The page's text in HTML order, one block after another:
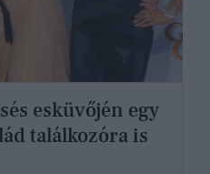
esküvőjén egy
találkozóra is